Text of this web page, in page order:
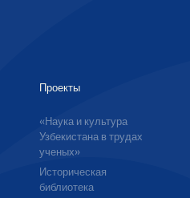
Проекты
«Наука и культура
Узбекистана в трудах
ученых»
Историческая
библиотека